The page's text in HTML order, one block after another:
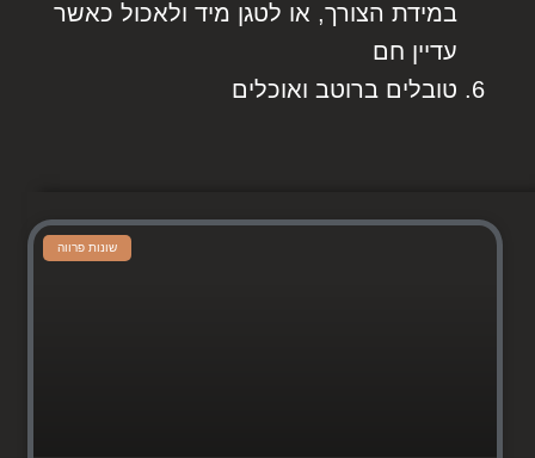
במידת הצורך, או לטגן מיד ולאכול כאשר
עדיין חם
טובלים ברוטב ואוכלים
שונות פרווה